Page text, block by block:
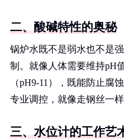
二、酸碱特性的奥秘
锅炉水既不是弱水也不是
制。就像人体需要维持pH
（pH9-11），既能防止腐
专业调控，就像走钢丝一样
三、水位计的工作艺